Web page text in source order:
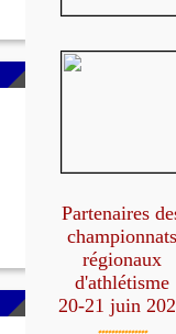
Partenaires
championnats
régionaux
d'athlétisme
20-21 juin